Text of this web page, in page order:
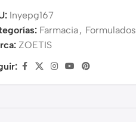
Inyepg167
Farmacia, Formulados
ZOETIS